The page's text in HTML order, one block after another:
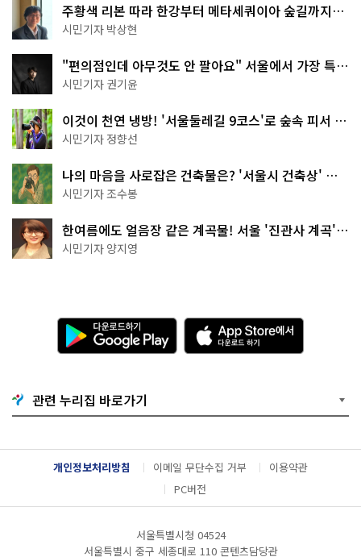
주황색 리본 따라 한강부터 메타세쿼이아 숲길까지…
서울둘레길 15코스
시민기자 박상현
"편의점인데 아무것도 안 팔아요" 서울에서 가장 특별
한 편의점의 정체
시민기자 권기윤
이것이 천연 냉방! '서울둘레길 9코스'로 숲속 피서 떠
나볼까
시민기자 정향선
나의 마음을 사로잡은 건축물은? '서울시 건축상' 수
상작 공개!
시민기자 조수봉
한여름에도 얼음장 같은 계곡물! 서울 '진관사 계곡'이
천국이네~
시민기자 양지영
다
운
로
기
G
o
g
l
e
l
A
p
p
e
서
다
운
드
관련 누리집 바로가기
개인정보처리방침 이메일 무단수집 거부
이용약관
PC버전
서울특별시청 04524
서울특별시 중구 세종대로 110 콘텐츠담당관